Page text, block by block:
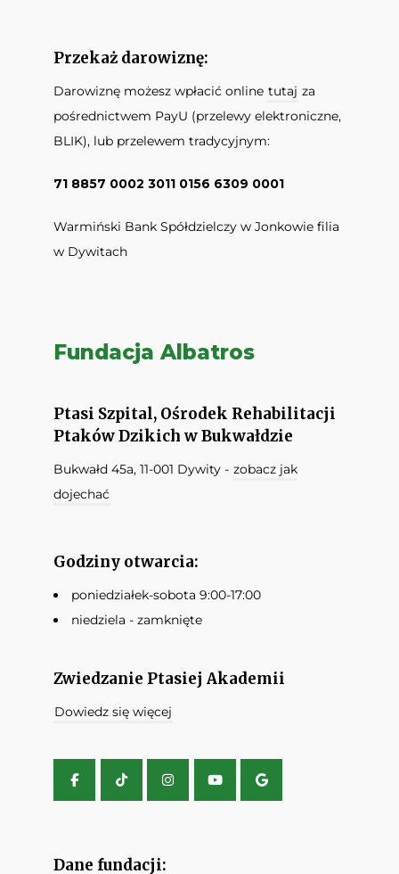
Przekaż darowiznę:
Darowiznę możesz wpłacić online tutaj za
pośrednictwem PayU (przelewy elektroniczne,
BLIK), lub przelewem tradycyjnym:
71 8857 0002 3011 0156 6309 0001
Warmiński Bank Spółdzielczy w Jonkowie filia
w Dywitach
Fundacja Albatros
Ptasi Szpital, Ośrodek Rehabilitacji
Ptaków Dzikich w Bukwałdzie
Bukwałd 45a, 11-001 Dywity - zobacz jak
dojechać
Godziny otwarcia:
poniedziałek-sobota 9:00-17:00
niedziela - zamknięte
Zwiedzanie Ptasiej Akademii
Dowiedz się więcej
Dane fundacji: